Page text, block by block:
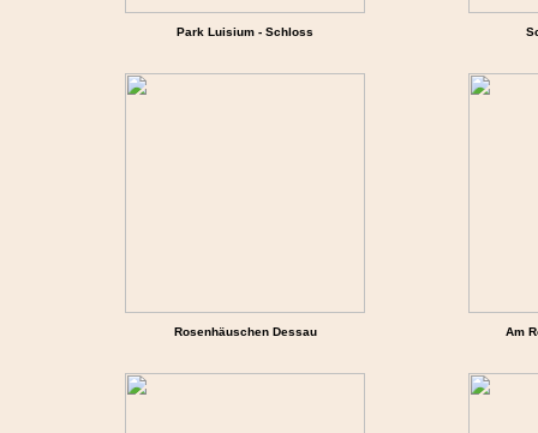
Park Luisium - Schloss
Rosenhäuschen Dessau Am